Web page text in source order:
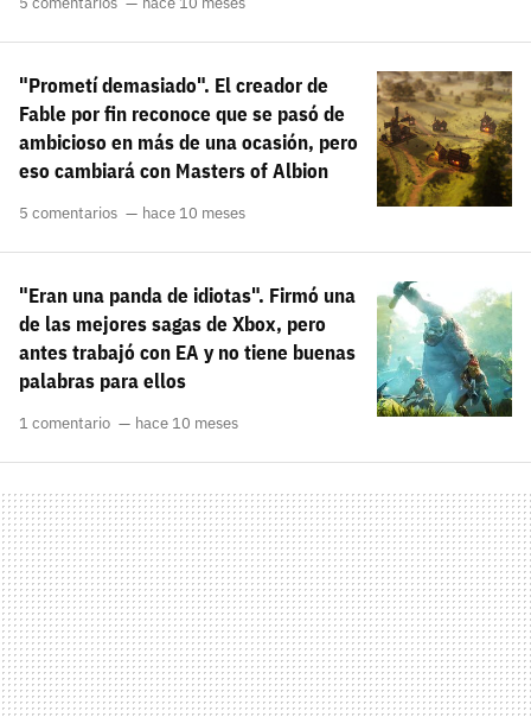
"Prometí demasiado". El creador de
Fable por fin reconoce que se pasó de
ambicioso en más de una ocasión, pero
eso cambiará con Masters of Albion
5 comentarios hace 10 meses
"Eran una panda de idiotas". Firmó una
de las mejores sagas de Xbox, pero
antes trabajó con EA y no tiene buenas
palabras para ellos
1 comentario hace 10 meses